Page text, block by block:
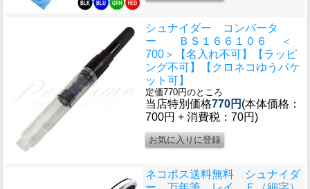
シュナイダー コンバータ
ー ＢＳ１６６１０６ ＜
700＞【名入れ不可】【ラッピ
ング不可】【クロネコゆうパケ
ット可】
定価770円のところ
当店特別価格770円 (本体価格：
700円 + 消費税：70円)
ネコポス送料無料 シュナイダ